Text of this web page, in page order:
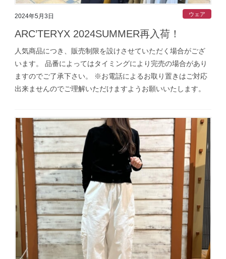
2024年5月3日 ウェア
ARC’TERYX 2024SUMMER再入荷！
人気商品につき、販売制限を設けさせていただく場合がござ
います。 品番によってはタイミングにより完売の場合があり
ますのでご了承下さい。 ※お電話によるお取り置きはご対応
出来ませんのでご理解いただけますようお願いいたします。